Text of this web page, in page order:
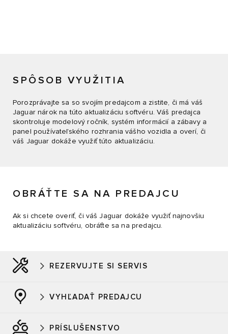
SPÔSOB VYUŽITIA
Porozprávajte sa so svojím predajcom a zistite, či má váš
Jaguar nárok na túto aktualizáciu softvéru. Váš predajca
skontroluje modelový ročník, systém informácií a zábavy a
panel používateľského rozhrania vášho vozidla a overí, či
váš Jaguar dokáže využiť túto aktualizáciu.
OBRÁŤTE SA NA PREDAJCU
Ak si chcete overiť, či váš Jaguar dokáže využiť najnovšiu
aktualizáciu softvéru, obráťte sa na predajcu.
REZERVUJTE SI SERVIS
VYHĽADAŤ PREDAJCU
PRÍSLUŠENSTVO